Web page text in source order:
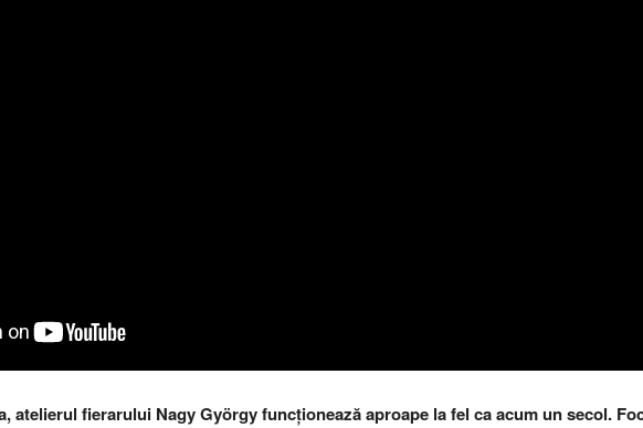
atelierul fierarului Nagy György funcționează aproape la fel ca acum un secol.